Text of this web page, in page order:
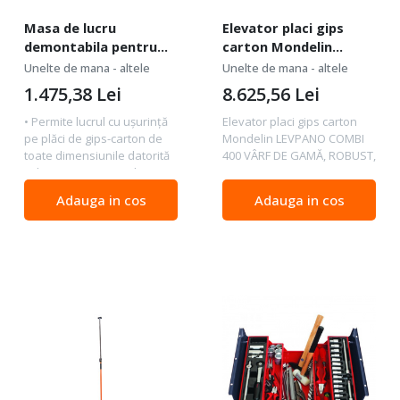
Masa de lucru
demontabila pentru
montator gips-carton
Unelte de mana - altele
• Permite lucrul cu uşurinţă
pe plăci de gips-carton de
toate dimensiunile datorită
celor 2 şine intermediare,
CARACTERISTICI • Înălţime:
80 cm. • Rezistenţă: 1500
1.475,38 Lei
Adauga in cos
Elevator placi gips
carton Mondelin
LEVPANO COMBI 400
Unelte de mana - altele
Elevator placi gips carton
Mondelin LEVPANO COMBI
400 VÂRF DE GAMĂ, ROBUST,
orizontală (m) 4 Înălţime de
poziţionare verticală (m)
8.625,56 Lei
Adauga in cos